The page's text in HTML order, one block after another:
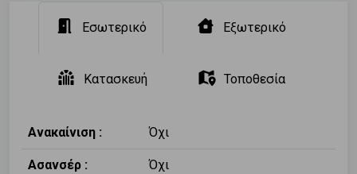
Εσωτερικό Εξωτερικό
Κατασκευή Τοποθεσία
Ανακαίνιση : Όχι
Ασανσέρ : Όχι